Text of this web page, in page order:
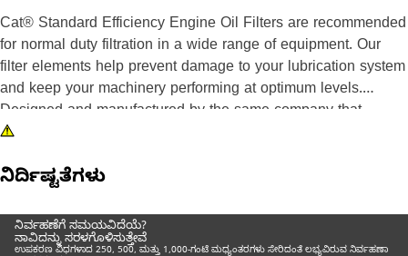
Cat® Standard Efficiency Engine Oil Filters are recommended
for normal duty filtration in a wide range of equipment. Our
filter elements help prevent damage to your lubrication system
and keep your machinery performing at optimum levels.
Designed and manufactured by the same company that
makes your Cat iron, we are committed to the long-term
and acrylic beads to keep filter media pleats from flexing as
fluid travels through the media, ensuring contaminants are
ನಿರ್ದಿಷ್ಟತೆಗಳು
ನಿರ್ವಹಣೆಗೆ ಸಮಯವಿದೆಯೆ?
ನಾವಿದನ್ನು ಸರಳಗೊಳಿಸುತ್ತೇವೆ
ಉಪಕರಣ ವಿಧಗಳಾದ 250, 500, ಮತ್ತು 1,000-ಗಂಟೆ ಮಧ್ಯಂತರಗಳು ಸೇರಿದಂತೆ ಲಭ್ಯವಿರುವ ನಿರ್ವಹಣಾ